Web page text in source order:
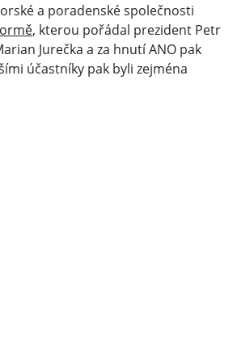
a poradenské společnosti
, kterou pořádal prezident Petr
Jurečka a za hnutí ANO pak
účastníky pak byli zejména